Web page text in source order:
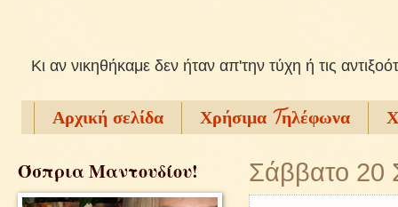
Kι αν νικηθήκαμε δεν ήταν απ'την τύχη ή τις
Αρχική σελίδα Χρήσιμα Tηλέφωνα
Σάββατο 20
Όσπρια Μαντουδίου!